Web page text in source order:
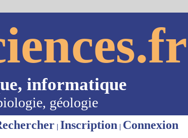
informatique
géologie
| Inscription | Connexion